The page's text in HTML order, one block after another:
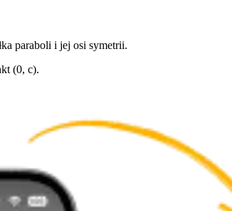
paraboli i jej osi symetrii.
(0, c).